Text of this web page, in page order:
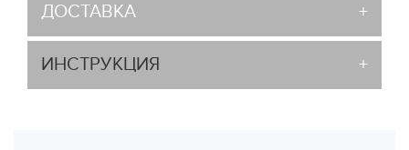
ДОСТАВКА
ИНСТРУКЦИЯ